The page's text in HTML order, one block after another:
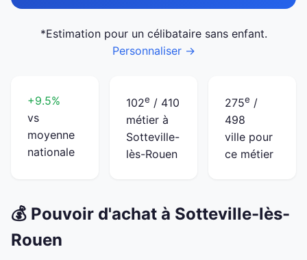
*Estimation pour un célibataire sans enfant.
Personnaliser →
+9.5%
vs
moyenne
nationale
102e / 410
métier à
Sotteville-
lès-Rouen
275e /
498
ville pour
ce métier
💰 Pouvoir d'achat à Sotteville-lès-
Rouen